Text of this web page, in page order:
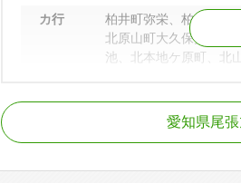
カ行
柏井町弥栄、柏井町公
北原山町大久保見、北
池、北本地ケ原町、北
田、渋川町、下井町下
島、庄南町、城前町、
下、城山町三ツ池、城
タ行 東栄町、東名西町
愛知県尾